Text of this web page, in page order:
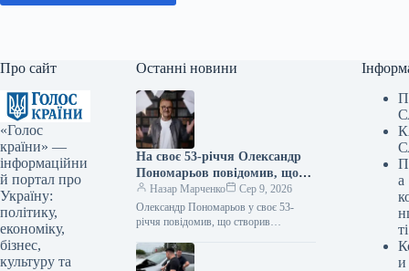
Про сайт
«Голос
країни» —
інформаційни
й портал про
Україну:
політику,
економіку,
бізнес,
культуру та
Останні новини
На своє 53-річчя Олександр
Пономарьов повідомив, що
створив пригодницьку
повість.
Назар Марченко
Сер 9, 2026
Олександр Пономарьов у своє 53-
річчя повідомив, що створив
t.me/yulainfonews Підпишіться на нас в
Google додати зараз Відомий…
а
ті
и